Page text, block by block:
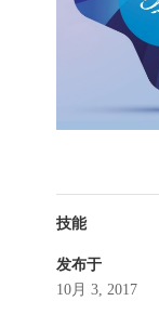
技能
发布于
10月 3, 2017